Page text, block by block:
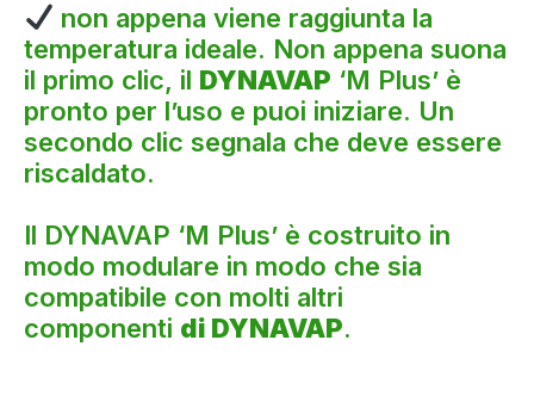
non appena viene raggiunta la
temperatura ideale. Non appena suona
il primo clic, il DYNAVAP ‘M Plus’ è
pronto per l’uso e puoi iniziare. Un
secondo clic segnala che deve essere
riscaldato.
Il DYNAVAP ‘M Plus’ è costruito in
modo modulare in modo che sia
compatibile con molti altri
componenti di DYNAVAP.